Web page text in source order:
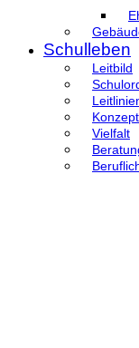
Schulleben
Leitbild
Vielfalt